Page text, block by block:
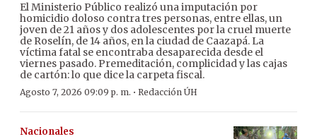
El Ministerio Público realizó una imputación por
homicidio doloso contra tres personas, entre ellas, un
joven de 21 años y dos adolescentes por la cruel muerte
de Roselín, de 14 años, en la ciudad de Caazapá. La
víctima fatal se encontraba desaparecida desde el
viernes pasado. Premeditación, complicidad y las cajas
de cartón: lo que dice la carpeta fiscal.
Agosto 7, 2026 09:09 p. m. · Redacción ÚH
Nacionales